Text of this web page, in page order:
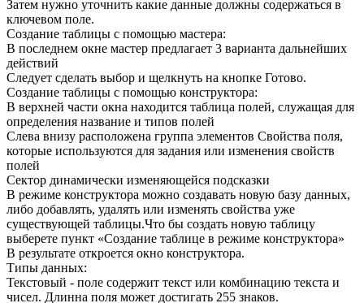
Затем нужно уточнить какие данные должны содержаться в
ключевом поле.
Создание таблицы с помощью мастера:
В последнем окне мастер предлагает 3 варианта дальнейших
действий
Следует сделать выбор и щелкнуть на кнопке Готово.
Создание таблицы с помощью конструктора:
В верхней части окна находится таблица полей, служащая для
определения название и типов полей
Слева внизу расположена группа элементов Свойства поля,
которые используются для задания или изменения свойств
полей
Сектор динамически изменяющейся подсказки
В режиме конструктора можно создавать новую базу данных,
либо добавлять, удалять или изменять свойства уже
существующей таблицы.Что бы создать новую таблицу
выберете пункт «Создание таблице в режиме конструктора»
В результате откроется окно конструктора.
Типы данных:
Текстовый - поле содержит текст или комбинацию текста и
чисел. Длинна поля может достигать 255 знаков.